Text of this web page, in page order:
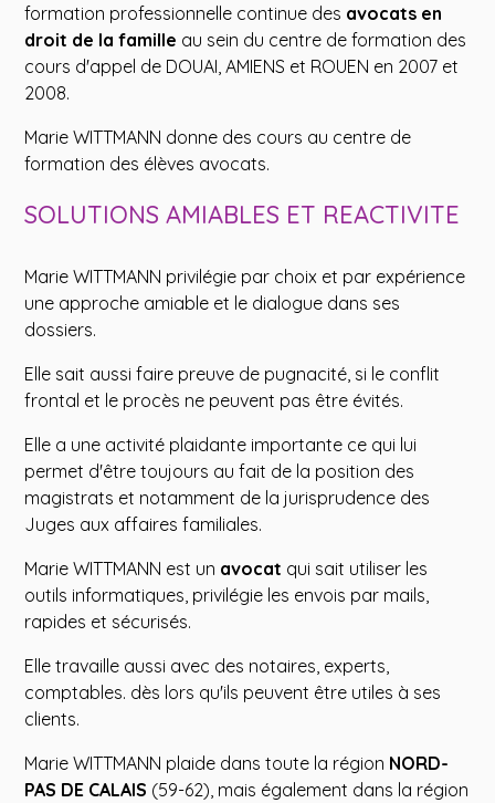
formation professionnelle continue des avocats en
droit de la famille au sein du centre de formation des
cours d'appel de DOUAI, AMIENS et ROUEN en 2007 et
2008.
Marie WITTMANN donne des cours au centre de
formation des élèves avocats.
SOLUTIONS AMIABLES ET REACTIVITE
Marie WITTMANN privilégie par choix et par expérience
une approche amiable et le dialogue dans ses
dossiers.
Elle sait aussi faire preuve de pugnacité, si le conflit
frontal et le procès ne peuvent pas être évités.
Elle a une activité plaidante importante ce qui lui
permet d'être toujours au fait de la position des
magistrats et notamment de la jurisprudence des
Juges aux affaires familiales.
Marie WITTMANN est un avocat qui sait utiliser les
outils informatiques, privilégie les envois par mails,
rapides et sécurisés.
Elle travaille aussi avec des notaires, experts,
comptables. dès lors qu'ils peuvent être utiles à ses
clients.
Marie WITTMANN plaide dans toute la région NORD-
PAS DE CALAIS (59-62), mais également dans la région